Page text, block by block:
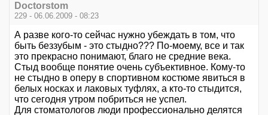
Doctorstom
229 - 06.06.2009 - 08:23
А разве кого-то сейчас нужно убеждать в том, что
быть беззубым - это стыдно??? По-моему, все и так
это прекрасно понимают, благо не средние века.
Стыд вообще понятие очень субъективное. Кому-то
не стыдно в оперу в спортивном костюме явиться в
белых носках и лаковых туфлях, а кто-то стыдится,
что сегодня утром побриться не успел.
Для стоматологов люди профессионально делятся